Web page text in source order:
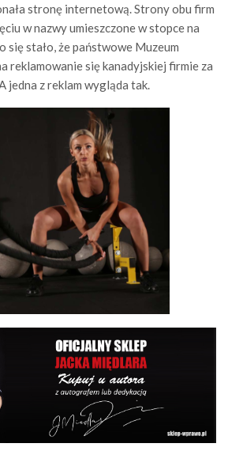
stronę internetową. Strony obu firm
w nazwy umieszczone w stopce na
się stało, że państwowe Muzeum
reklamowanie się kanadyjskiej firmie za
jedna z reklam wygląda tak.